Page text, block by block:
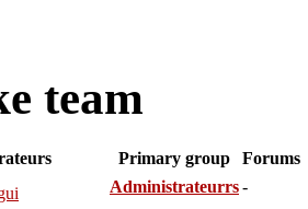
team
Primary group
Forums
Administrateurrs-